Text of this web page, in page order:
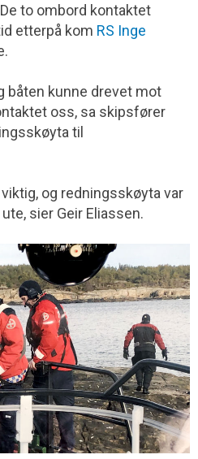
to ombord kontaktet
etterpå kom RS Inge
båten kunne drevet mot
oss, sa skipsfører
til
og redningsskøyta var
sier Geir Eliassen.